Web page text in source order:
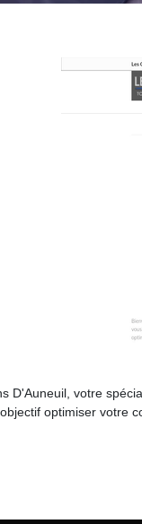
D'Auneuil, votre
optimiser votre